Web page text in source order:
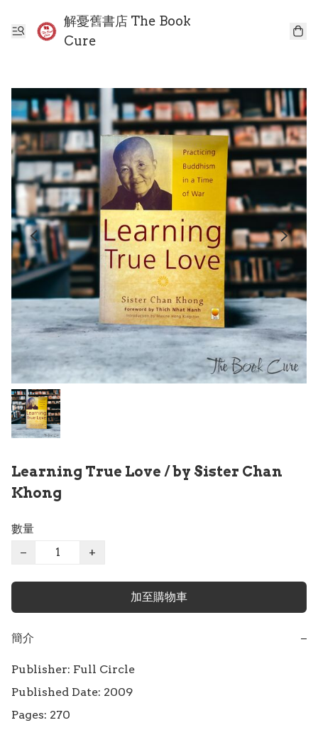
解憂舊書店 The Book
Cure
Learning True Love / by Sister Chan
Khong
數量
−
+
加至購物車
簡介 −
Publisher: Full Circle
Published Date: 2009
Pages: 270